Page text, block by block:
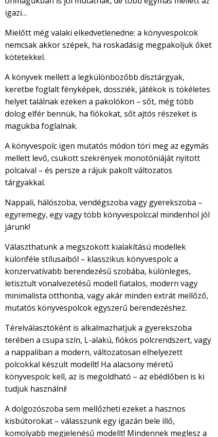
igazi…
Mielőtt még valaki elkedvetlenedne: a könyvespolcok
nemcsak akkor szépek, ha roskadásig megpakoljuk őket
kötetekkel.
A könyvek mellett a legkülönbözőbb dísztárgyak,
keretbe foglalt fényképek, dossziék, játékok is tökéletes
helyet találnak ezeken a pakolókon – sőt, még több
dolog elfér bennük, ha fiókokat, sőt ajtós részeket is
magukba foglalnak.
A könyvespolc igen mutatós módon töri meg az egymás
mellett levő, csukott szekrények monotóniáját nyitott
polcaival – és persze a rájuk pakolt változatos
tárgyakkal.
Nappali, hálószoba, vendégszoba vagy gyerekszoba –
egyremegy, egy vagy több könyvespolccal mindenhol jól
járunk!
Választhatunk a megszokott kialakítású modellek
különféle stílusaiból – klasszikus könyvespolc a
konzervatívabb berendezésű szobába, különleges,
letisztult vonalvezetésű modell fiatalos, modern vagy
minimalista otthonba, vagy akár minden extrát mellőző,
mutatós könyvespolcok egyszerű berendezéshez.
Térelválasztóként is alkalmazhatjuk a gyerekszoba
terében a csupa szín, L-alakú, fiókos polcrendszert, vagy
a nappaliban a modern, változatosan elhelyezett
polcokkal készült modellt! Ha alacsony méretű
könyvespolc kell, az is megoldható – az ebédlőben is ki
tudjuk használni!
A dolgozószoba sem mellőzheti ezeket a hasznos
kisbútorokat – válasszunk egy igazán bele illő,
komolyabb megjelenésű modellt! Mindennek meglesz a